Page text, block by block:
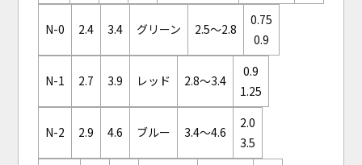
N-0 2.4 3.4 グリーン 2.5～2.8
0.75
0.9
N-1 2.7 3.9 レッド 2.8～3.4
0.9
1.25
N-2 2.9 4.6 ブルー 3.4～4.6
2.0
3.5